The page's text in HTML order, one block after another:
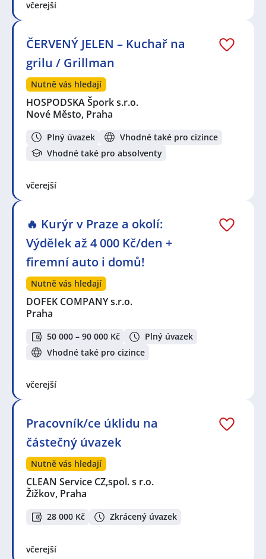
včerejší
ČERVENÝ JELEN – Kuchař na
grilu / Grillman
Nutně vás hledají
HOSPODSKA Špork s.r.o.
Nové Město, Praha
Plný úvazek
Vhodné také pro cizince
Vhodné také pro absolventy
včerejší
🔥 Kurýr v Praze a okolí:
Výdělek až 4 000 Kč/den +
firemní auto i domů!
Nutně vás hledají
DOFEK COMPANY s.r.o.
Praha
50 000 – 90 000 Kč
Plný úvazek
Vhodné také pro cizince
včerejší
Pracovník/ce úklidu na
částečný úvazek
Nutně vás hledají
CLEAN Service CZ,spol. s r.o.
Žižkov, Praha
28 000 Kč Zkrácený úvazek
včerejší